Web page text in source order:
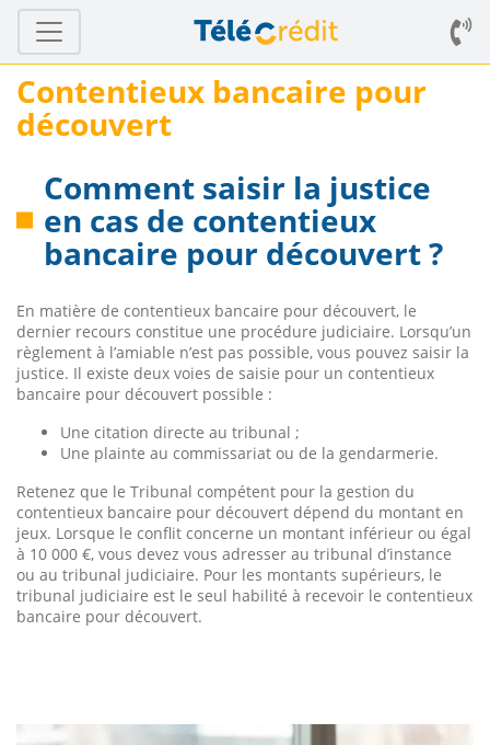
Contentieux bancaire pour
découvert
Comment saisir la justice
en cas de contentieux
bancaire pour découvert ?
En matière de contentieux bancaire pour découvert, le
dernier recours constitue une procédure judiciaire. Lorsqu’un
règlement à l’amiable n’est pas possible, vous pouvez saisir la
justice. Il existe deux voies de saisie pour un contentieux
bancaire pour découvert possible :
Une citation directe au tribunal ;
Une plainte au commissariat ou de la gendarmerie.
Retenez que le Tribunal compétent pour la gestion du
contentieux bancaire pour découvert dépend du montant en
jeux. Lorsque le conflit concerne un montant inférieur ou égal
à 10 000 €, vous devez vous adresser au tribunal d’instance
ou au tribunal judiciaire. Pour les montants supérieurs, le
tribunal judiciaire est le seul habilité à recevoir le contentieux
bancaire pour découvert.